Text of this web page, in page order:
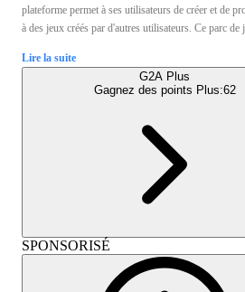
plateforme permet à ses utilisateurs de créer et de
à des jeux créés par d'autres utilisateurs. Ce parc de
Lire la suite
G2A Plus
Gagnez des points Plus:62
SPONSORISÉ